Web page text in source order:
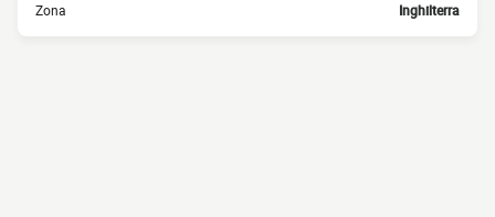
Zona Inghilterra